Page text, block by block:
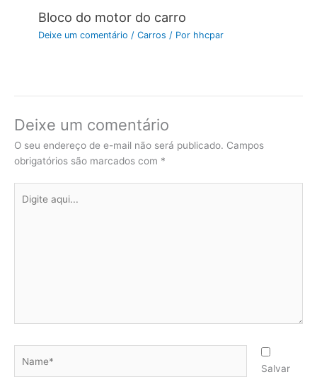
Bloco do motor do carro
Deixe um comentário /Carros / Por hhcpar
Deixe um comentário
O seu endereço de e-mail não será publicado. Campos
obrigatórios são marcados com *
aqui...
Salvar